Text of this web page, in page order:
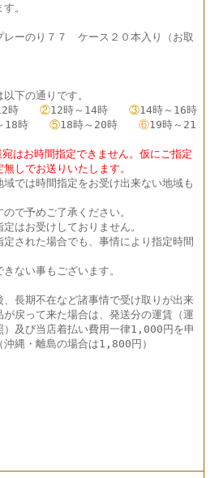
。
ーのり７７ ケース２０本入り（お取
下の通りです。
12時 ②12時～14時 ③14時～16時
18時 ⑤18時～20時 ⑥19時～21
お時間指定できません。仮にご指定
しでお送りいたします。
域では時間指定をお受け出来ない地域も
で予めご了承ください。
はお受けしておりません。
された場合でも、事情により指定時間
い事もございます。
長期不在など諸事情で受け取りが出来
が戻って来た場合は、発送分の運賃（運
）及び当店着払い費用一律1,000円を申
沖縄・離島の場合は1,800円）